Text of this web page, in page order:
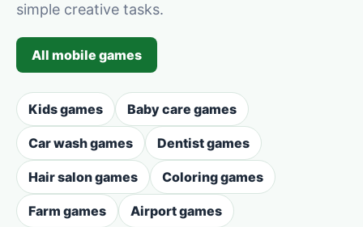
simple creative tasks.
All mobile games
Kids games Baby care games
Car wash games Dentist games
Hair salon games Coloring games
Farm games Airport games